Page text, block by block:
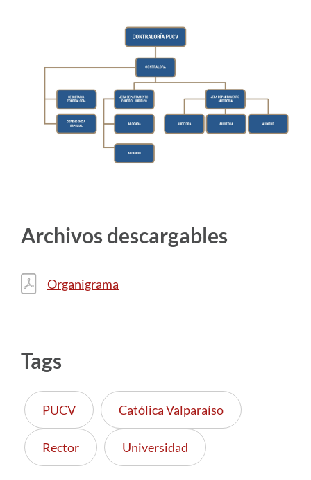
Archivos descargables
Organigrama
Tags
PUCV Católica Valparaíso
Rector Universidad